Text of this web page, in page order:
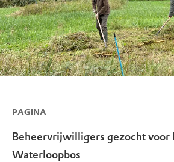
PAGINA
Beheervrijwilligers gezocht voor
Waterloopbos